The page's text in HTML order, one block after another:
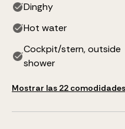
Dinghy
Hot water
Cockpit/stern, outside
shower
Mostrar las 22 comodidades